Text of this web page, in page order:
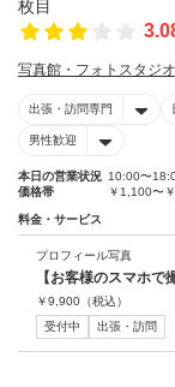
写真館・フォトスタジオ
出張・訪問専門
男性歓迎
本日の営業状況 10:00〜
価格帯
￥1,100〜
料金・サービス
プロフィール写真
【お客様のスマホ
￥9,900 （税込）
受付中
出張・訪問